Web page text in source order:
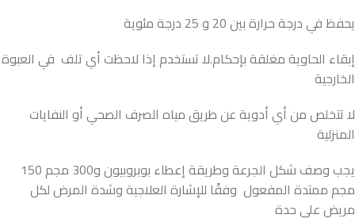
يحفظ في درجة حرارة بين 20 و 25 درجة مئوية
إبقاء الحاوية مغلقة بإحكام.لا تستخدم إذا لاحظت أي تلف في العبوة
الخارجية
لا تتخلص من أي أدوية عن طريق مياه الصرف الصحي أو النفايات
المنزلية
يجب وصف شكل الجرعة وطريقة إعطاء بوبروبيون و300 مجم 150
مجم ممتدة المفعول وفقًا للإشارة العلاجية وشدة المرض لكل
مريض على حدة